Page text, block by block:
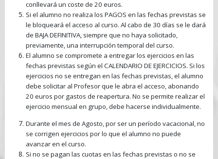
conllevará un coste de 20 euros.
Si el alumno no realiza los PAGOS en las fechas previstas se
le bloqueará el acceso al curso. Al cabo de 30 días se le dará
de BAJA DEFINITIVA, siempre que no haya solicitado,
previamente, una interrupción temporal del curso.
El alumno se compromete a entregar los ejercicios en las
fechas previstas según el CALENDARIO DE EJERCICIOS. Si los
ejercicios no se entregan en las fechas previstas, el alumno
debe solicitar al Profesor que le abra el acceso, abonando
20 euros por gastos de reapertura. No se permite realizar el
ejercicio mensual en grupo, debe hacerse individualmente.
Durante el mes de Agosto, por ser un período vacacional, no
se corrigen ejercicios por lo que el alumno no puede
avanzar en el curso.
Si no se pagan las cuotas en las fechas previstas o no se